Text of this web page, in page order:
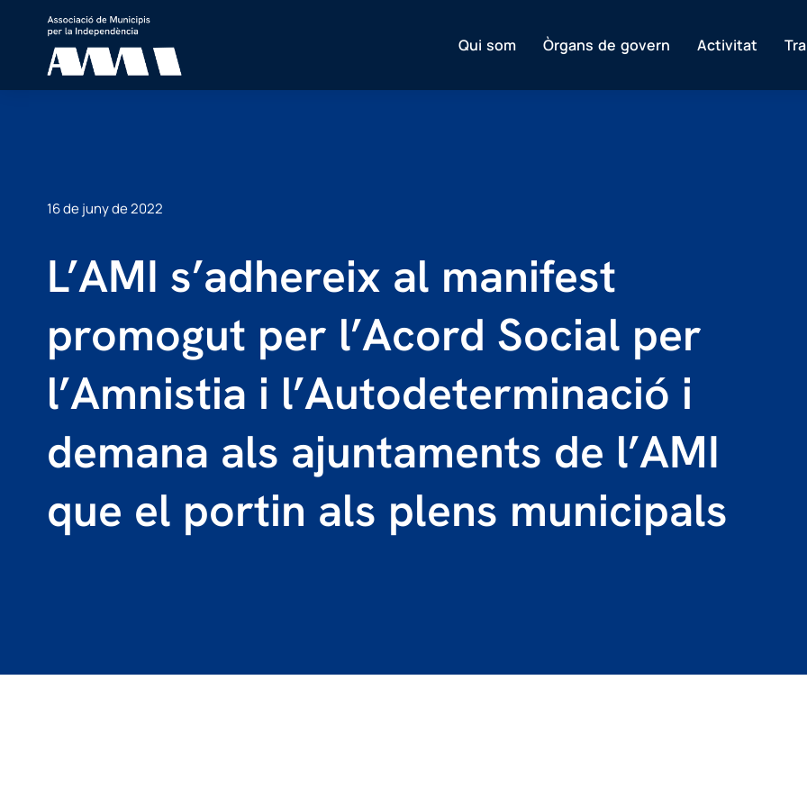
Qui som Òrgans de govern Activitat
16 de juny de 2022
L’AMI s’adhereix al manifest
promogut per l’Acord Social per
l’Amnistia i l’Autodeterminació i
demana als ajuntaments de l’AMI
que el portin als plens municipals